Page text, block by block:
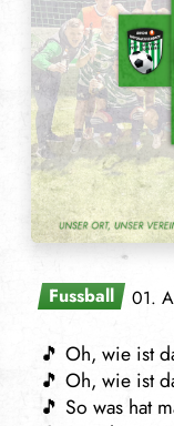
Fussball 01.
🎵 Oh, wie ist
🎵 Oh, wie ist
🎵 So was hat